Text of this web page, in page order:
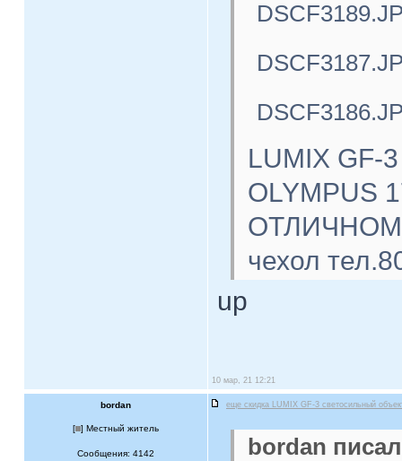
LUMIX GF-
OLYMPUS
ОТЛИЧНОМ
чехол
up
10 мар, 21 12:21
bordan еще скидка LUMIX GF-3 светосильный
[ ] Местный житель
Сообщения: 4142 bordan